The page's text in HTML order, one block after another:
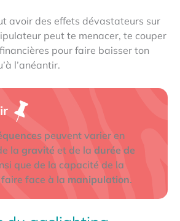
avoir des effets dévastateurs sur
peut te menacer, te couper
pour faire baisser ton
l’anéantir.
peuvent varier en
la gravité et de la durée de
que de la capacité de la
face à la manipulation.